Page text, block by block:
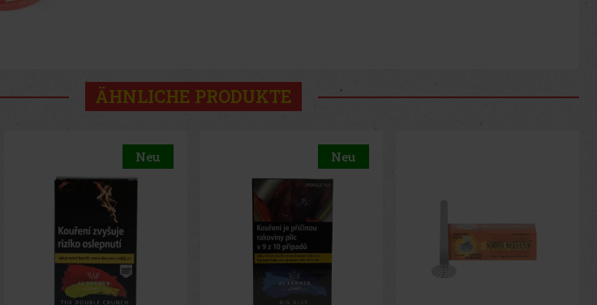
ÄHNLICHE PRODUKTE
Neu